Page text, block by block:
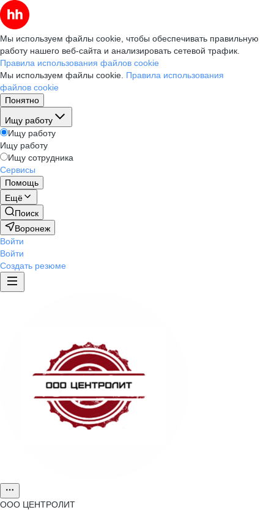
Мы используем файлы cookie, чтобы обеспечивать правильную
работу нашего веб-сайта и анализировать сетевой трафик.
Правила использования файлов cookie
Мы используем файлы cookie. Правила использования
файлов cookie
Понятно
Ищу работу
Ищу работу
Ищу работу
Ищу сотрудника
Сервисы
Помощь
Ещё
Поиск
Воронеж
Войти
Войти
Создать резюме
ООО ЦЕНТРОЛИТ